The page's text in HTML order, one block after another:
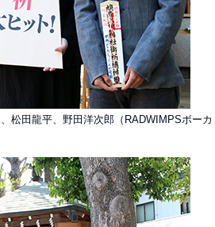
松田龍平、野田洋次郎（RADWIMPSボーカ